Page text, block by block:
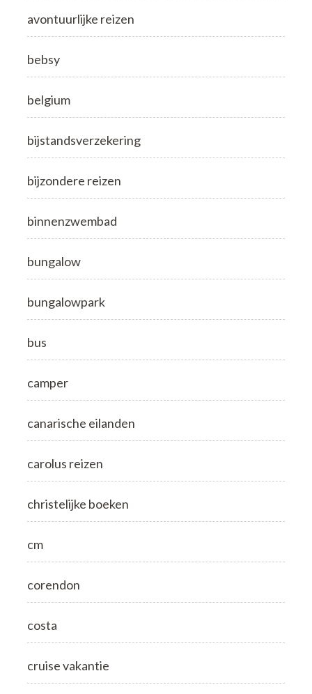
avontuurlijke reizen
bebsy
belgium
bijstandsverzekering
bijzondere reizen
binnenzwembad
bungalow
bungalowpark
bus
camper
canarische eilanden
carolus reizen
christelijke boeken
cm
corendon
costa
cruise vakantie